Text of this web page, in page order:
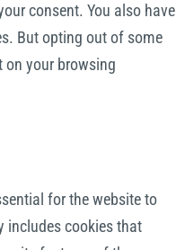
consent. You also have
But opting out of some
on your browsing
for the website to
includes cookies that